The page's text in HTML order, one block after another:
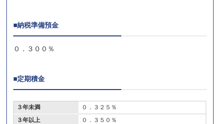
■納税準備預金
０．３００％
■定期積金
３年未満
０．３２５％
３年以上
０．３５０％